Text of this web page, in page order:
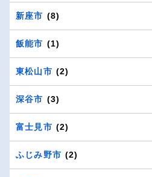
新座市 (8)
飯能市 (1)
東松山市 (2)
深谷市 (3)
富士見市 (2)
ふじみ野市 (2)